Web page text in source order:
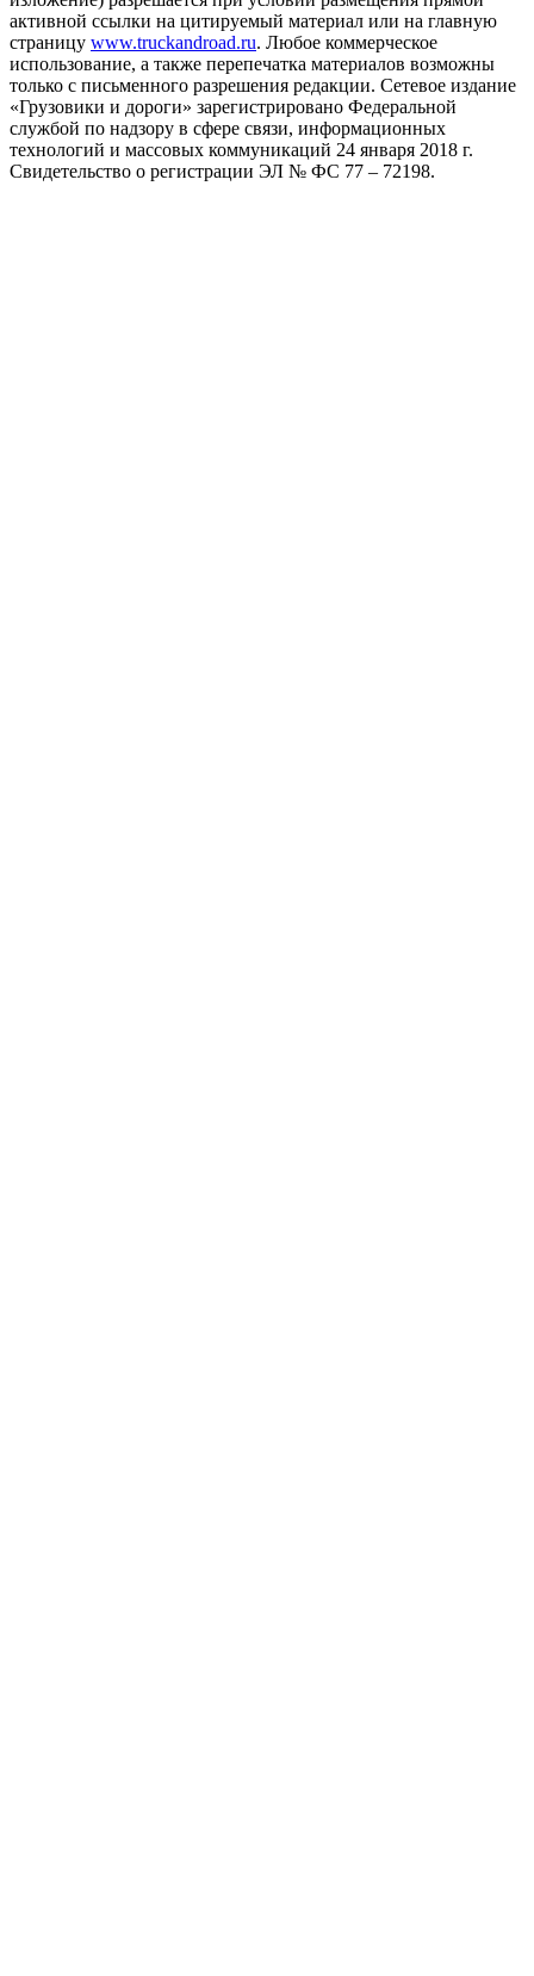
активной ссылки на цитируемый материал или на главную
страницу www.truckandroad.ru. Любое коммерческое
использование, а также перепечатка материалов возможны
только с письменного разрешения редакции. Сетевое издание
«Грузовики и дороги» зарегистрировано Федеральной
службой по надзору в сфере связи, информационных
технологий и массовых коммуникаций 24 января 2018 г.
Свидетельство о регистрации ЭЛ № ФС 77 – 72198.